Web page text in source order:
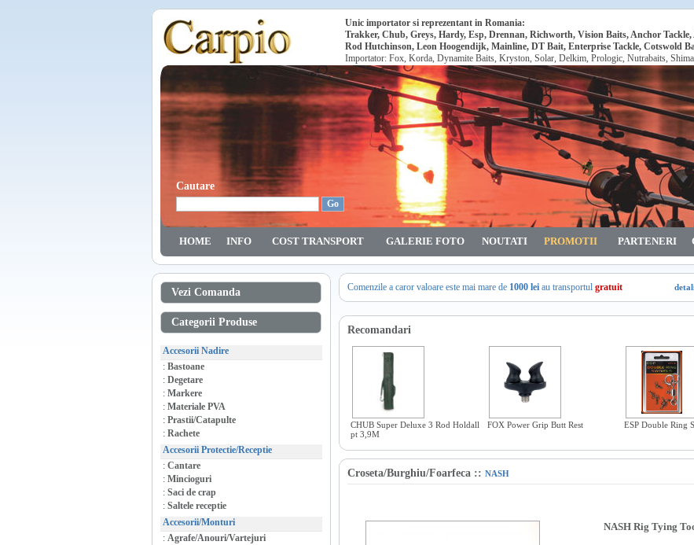
Unic importator si reprezentant in Romania:
Trakker, Chub, Greys, Hardy, Esp, Drennan, Richworth, Vision Baits, Anchor
Rod Hutchinson, Leon Hoogendijk, Mainline, DT Bait, Enterprise Tackle, Cotswold
Importator: Fox, Korda, Dynamite Baits, Kryston, Solar, Delkim, Prologic, Nutrabaits,
Cautare
HOME INFO COST TRANSPORT GALERIE FOTO NOUTATI PROMOTII PARTENERI
Vezi Comanda
Categorii Produse
Accesorii Nadire
: Bastoane
: Degetare
: Markere
: Materiale PVA
: Prastii/Catapulte
: Rachete
Accesorii Protectie/Receptie
: Cantare
: Mincioguri
: Saci de crap
: Saltele receptie
Accesorii/Monturi
: Agrafe/Anouri/Vartejuri
Comenzile a caror valoare este mai mare de 1000 lei au transportul gratuit
Recomandari
CHUB Super Deluxe 3 Rod Holdall
pt 3,9M
FOX Power Grip Butt Rest ESP Double Ring
Croseta/Burghiu/Foarfeca :: NASH
NASH Rig Tying